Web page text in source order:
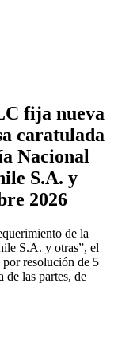
fija nueva
caratulada
Nacional
S.A. y
2026
de la
S.A. y otras”, el
resolución de 5
de las partes, de